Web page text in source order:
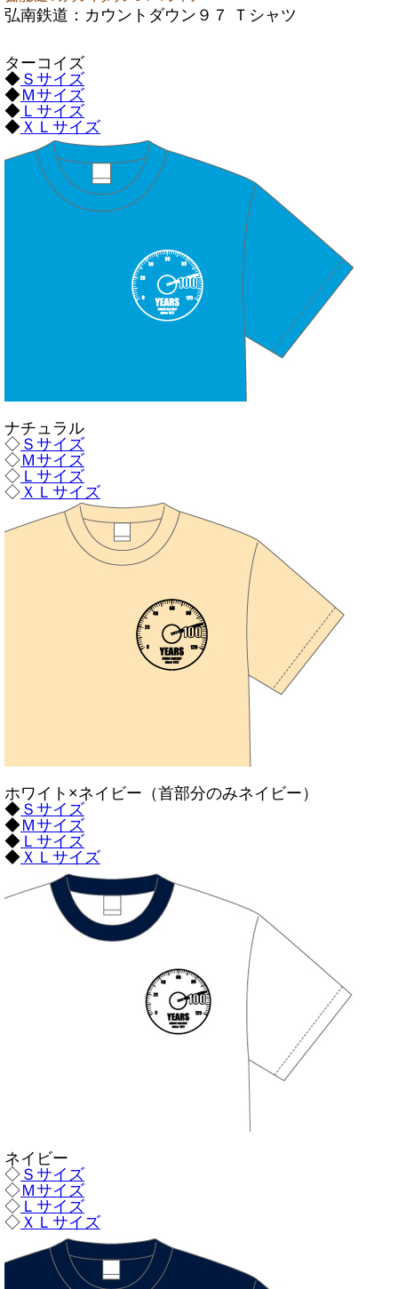
弘南鉄道：カウントダウン９７ Ｔシャツ
ターコイズ
◆ Ｓサイズ
◆Ｍサイズ
◆ Ｌサイズ
◆ ＸＬサイズ
ナチュラル
◇ Ｓサイズ
◇Ｍサイズ
◇ Ｌサイズ
◇ ＸＬサイズ
ホワイト×ネイビー（首部分のみネイビー）
◆ Ｓサイズ
◆Ｍサイズ
◆ Ｌサイズ
◆ ＸＬサイズ
ネイビー
◇ Ｓサイズ
◇Ｍサイズ
◇ Ｌサイズ
◇ ＸＬサイズ